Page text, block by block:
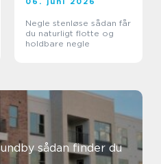
Negle stenløse sådan får
du naturligt flotte og
holdbare negle
finder du